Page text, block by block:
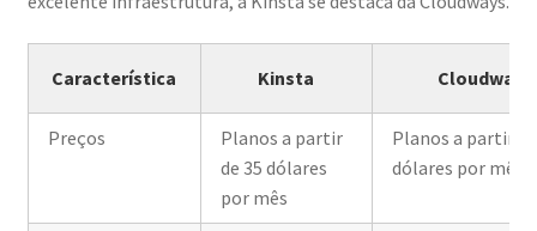
Característica Kinsta Cloudways
Preços
Planos a partir
de 35 dólares
por mês
Planos a partir
dólares por mês